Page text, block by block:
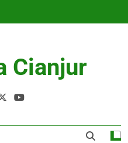
Cianjur